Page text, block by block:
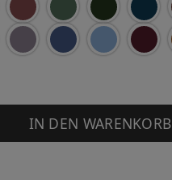
IN DEN WARENKORB